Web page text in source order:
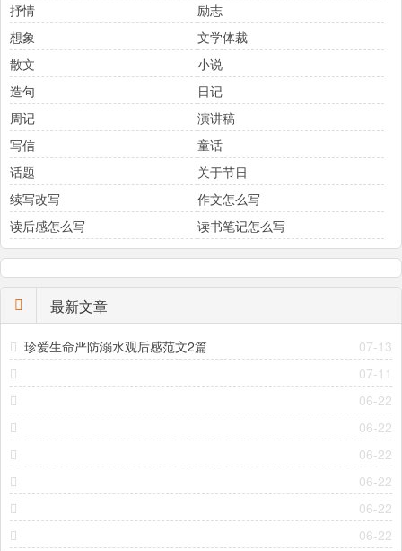
抒情
励志
想象
文学体裁
散文
小说
造句
日记
周记
演讲稿
写信
童话
话题
关于节日
续写改写
作文怎么写
读后感怎么写
读书笔记怎么写
最新文章
07-13
珍爱生命严防溺水观后感范文2篇
07-11
06-22
06-22
06-22
06-22
06-22
06-22